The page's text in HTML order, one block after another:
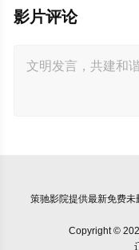
影片评论
策驰影院提供最新免费未
Copyright ©